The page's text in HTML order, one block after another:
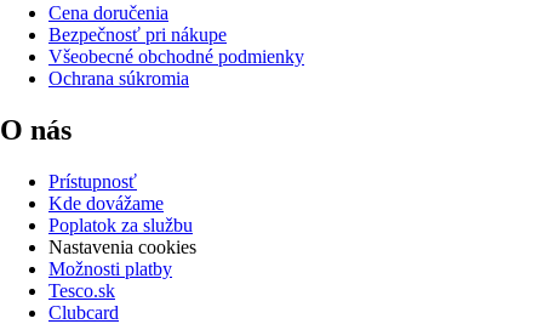
Cena doručenia
Bezpečnosť pri nákupe
Všeobecné obchodné podmienky
Ochrana súkromia
O nás
Prístupnosť
Kde dovážame
Poplatok za službu
Nastavenia cookies
Možnosti platby
Tesco.sk
Clubcard